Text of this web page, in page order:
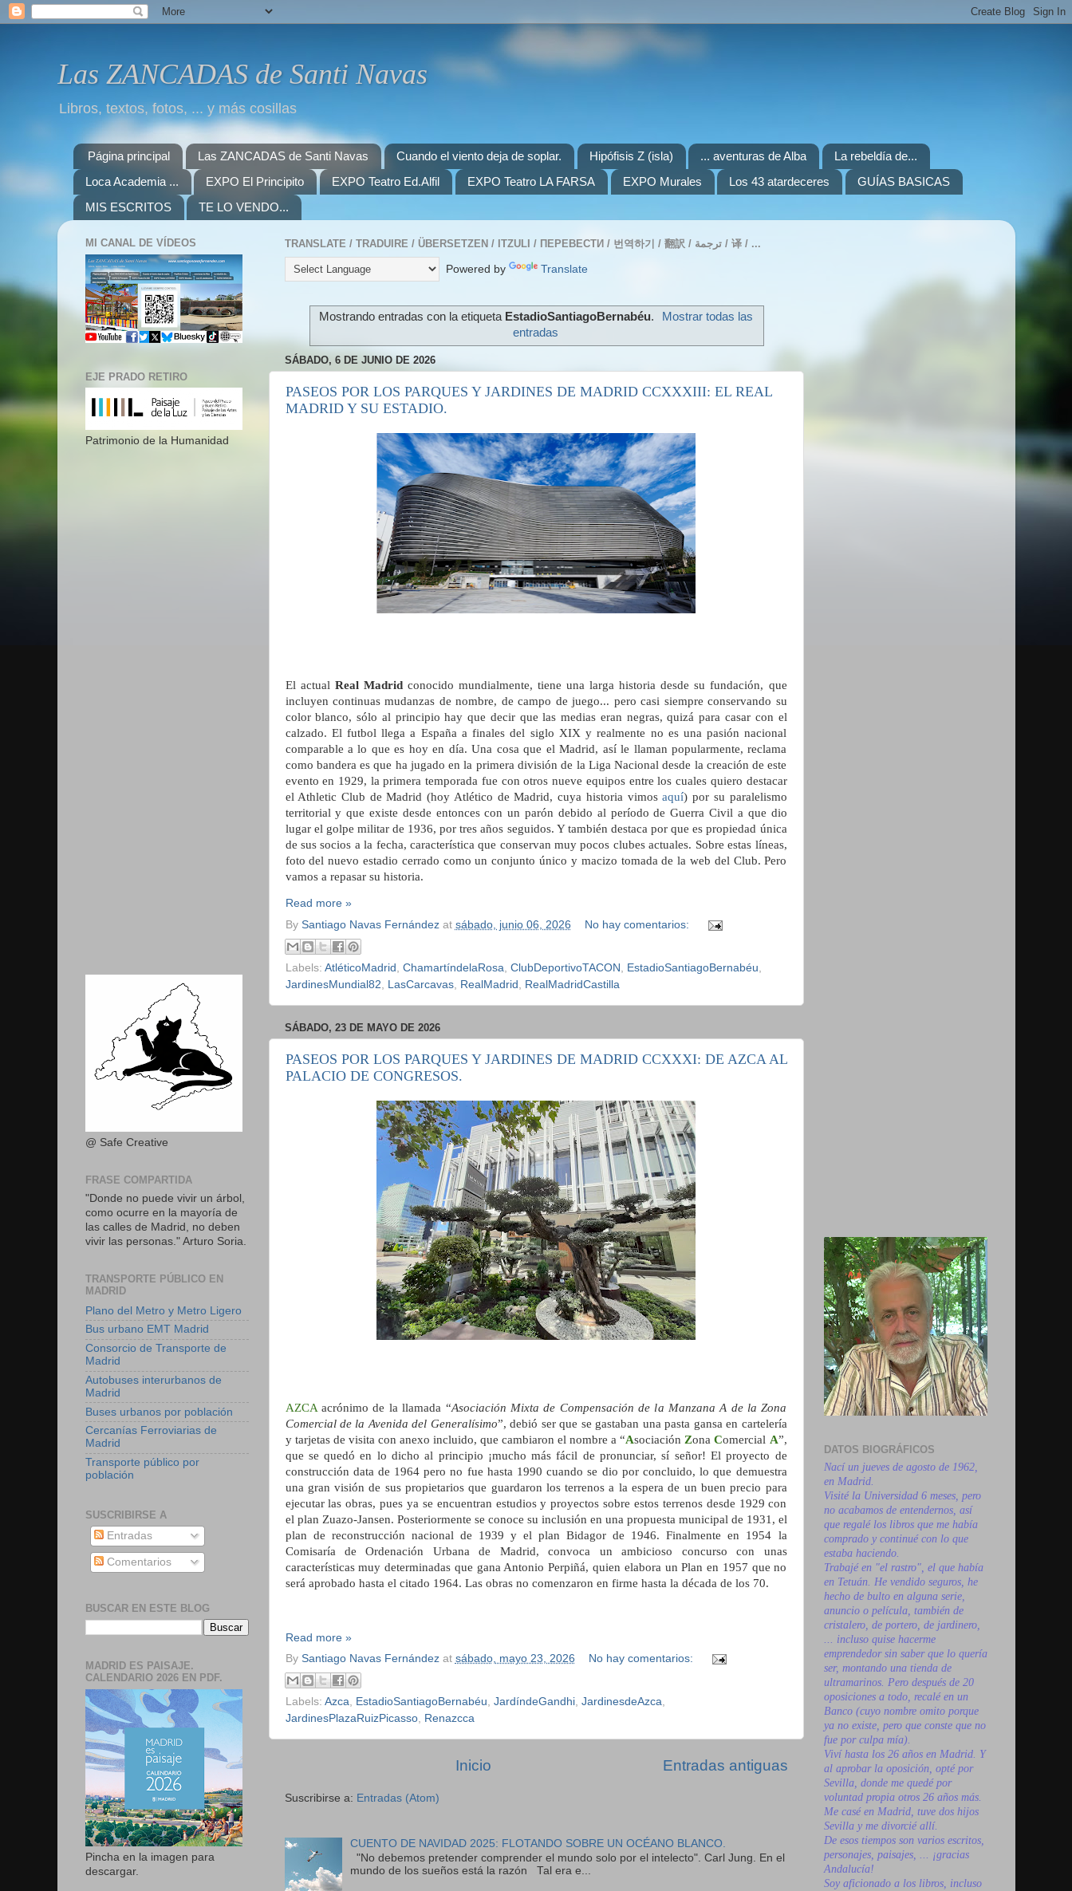
Las ZANCADAS de Santi Navas
Libros, textos, fotos, ... y más cosillas
Página principal Las ZANCADAS de Santi Navas Cuando el viento deja de soplar. Hipófisis Z (isla) ... aventuras de Alba
La rebeldía de...
Loca Academia ...
EXPO El Principito EXPO Teatro Ed.Alfil EXPO Teatro LA FARSA EXPO Murales Los 43 atardeceres
GUÍAS BASICAS
MIS ESCRITOS
TE LO VENDO...
TRANSLATE / TRADUIRE / ÜBERSETZEN / ITZULI / ПЕРЕВЕСТИ / 번역하기 / 翻訳 / ترجمة / 译 / ...
Powered by Translate
Mostrando entradas con la etiqueta EstadioSantiagoBernabéu.
Mostrar todas las
entradas
SÁBADO, 6 DE JUNIO DE 2026
PASEOS POR LOS PARQUES Y JARDINES DE MADRID CCXXXIII: EL REAL
MADRID Y SU ESTADIO.
El actual Real Madridconocido mundialmente, tiene una larga historia desde su fundación, que
incluyen continuas mudanzas de nombre, de campo de juego... pero casi siempre conservando su
color blanco, sólo al principio hay que decir que las medias eran negras, quizá para casar con el
calzado. El futbol llega a España a finales del siglo XIX y realmente no es una pasión nacional
comparable a lo que es hoy en día. Una cosa que el Madrid, así le llaman popularmente, reclama
como bandera es que ha jugado en la primera división de la Liga Nacional desde la creación de este
evento en 1929, la primera temporada fue con otros nueve equipos entre los cuales quiero destacar
el Athletic Club de Madrid (hoy Atlético de Madrid, cuya historia vimosaquí) por su paralelismo
territorial y que existe desde entonces con un parón debido al período de Guerra Civil a que dio
lugar el golpe militar de 1936, por tres años seguidos. Y también destaca por que es propiedad única
de sus socios a la fecha, característica que conservan muy pocos clubes actuales. Sobre estas líneas,
foto del nuevo estadio cerrado como un conjunto único y macizo tomada de la web del Club. Pero
vamos a repasar su historia.
Read more »
By Santiago Navas Fernández at sábado, junio 06, 2026 No hay comentarios:
Labels: AtléticoMadrid ChamartíndelaRosa ClubDeportivoTACON EstadioSantiagoBernabéu
JardinesMundial82
LasCarcavas, RealMadrid RealMadridCastilla
SÁBADO, 23 DE MAYO DE 2026
PASEOS POR LOS PARQUES Y JARDINES DE MADRID CCXXXI: DE AZCA AL
PALACIO DE CONGRESOS.
AZCAacrónimo de la llamada “Asociación Mixta de Compensación de la Manzana A de la Zona
Comercial de la Avenida del Generalísimo”, debió ser que se gastaban una pasta gansa en cartelería
y tarjetas de visita con anexo incluido, que cambiaron el nombre a “Asociación ZonaComercial A”,
que se quedó en lo dicho al principio ¡mucho más fácil de pronunciar, sí señor! El proyecto de
construcción data de 1964 pero no fue hasta 1990 cuando se dio por concluido, lo que demuestra
una gran visión de sus propietarios que guardaron los terrenos a la espera de un buen precio para
ejecutar las obras, pues ya se encuentran estudios y proyectos sobre estos terrenos desde 1929 con
el plan Zuazo-Jansen. Posteriormente se conoce su inclusión en una propuesta municipal de 1931, el
plan de reconstrucción nacional de 1939 y el plan Bidagor de 1946. Finalmente en 1954 la
Comisaría de Ordenación Urbana de Madrid, convoca un ambicioso concurso con unas
características muy determinadas que gana Antonio Perpiñá, quien elabora un Plan en 1957 que no
será aprobado hasta el citado 1964. Las obras no comenzaron en firme hasta la década de los 70.
Read more »
By Santiago Navas Fernández at sábado, mayo 23, 2026 No hay comentarios:
Labels: Azca, EstadioSantiagoBernabéu, JardíndeGandhi, JardinesdeAzca,
JardinesPlazaRuizPicasso, Renazcca
Entradas antiguas
Inicio
Suscribirse a: Entradas (Atom)
CUENTO DE NAVIDAD 2025: FLOTANDO SOBRE UN OCÉANO BLANCO.
"No debemos pretender comprender el mundo solo por el intelecto". Carl Jung. En el
mundo de los sueños está la razón Tal era e...
MI CANAL DE VÍDEOS
EJE PRADO RETIRO
Patrimonio de la Humanidad
@ Safe Creative
FRASE COMPARTIDA
"Donde no puede vivir un árbol,
como ocurre en la mayoría de
las calles de Madrid, no deben
vivir las personas." Arturo Soria.
TRANSPORTE PÚBLICO EN
MADRID
Plano del Metro y Metro Ligero
Bus urbano EMT Madrid
Consorcio de Transporte de
Madrid
Autobuses interurbanos de
Madrid
Buses urbanos por población
Cercanías Ferroviarias de
Madrid
Transporte público por
población
SUSCRIBIRSE A
Entradas
Comentarios
BUSCAR EN ESTE BLOG
MADRID ES PAISAJE.
CALENDARIO 2026 EN PDF.
Pincha en la imagen para
descargar.
DATOS BIOGRÁFICOS
Nací un jueves de agosto de 1962,
en Madrid.
Visité la Universidad 6 meses, pero
no acabamos de entendernos, así
que regalé los libros que me había
comprado y continué con lo que
estaba haciendo.
Trabajé en "el rastro", el que había
en Tetuán. He vendido seguros, he
hecho de bulto en alguna serie,
anuncio o película, también de
cristalero, de portero, de jardinero,
... incluso quise hacerme
emprendedor sin saber que lo quería
ser, montando una tienda de
ultramarinos. Pero después de 20
oposiciones a todo, recalé en un
Banco (cuyo nombre omito porque
ya no existe, pero que conste que no
fue por culpa mía).
Viví hasta los 26 años en Madrid. Y
al aprobar la oposición, opté por
Sevilla, donde me quedé por
voluntad propia otros 26 años más.
Me casé en Madrid, tuve dos hijos
Sevilla y me divorcié allí.
De esos tiempos son varios escritos,
personajes, paisajes, ... ¡gracias
Andalucía!
Soy aficionado a los libros, incluso